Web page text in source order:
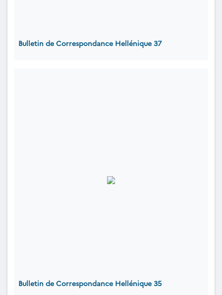
Bulletin de Correspondance Hellénique 37
Bulletin de Correspondance Hellénique 35